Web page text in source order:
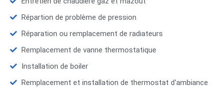
Répartion de problème de pression
Réparation ou remplacement de radiateurs
Remplacement de vanne thermostatique
Installation de boiler
Remplacement et installation de thermostat d'ambiance